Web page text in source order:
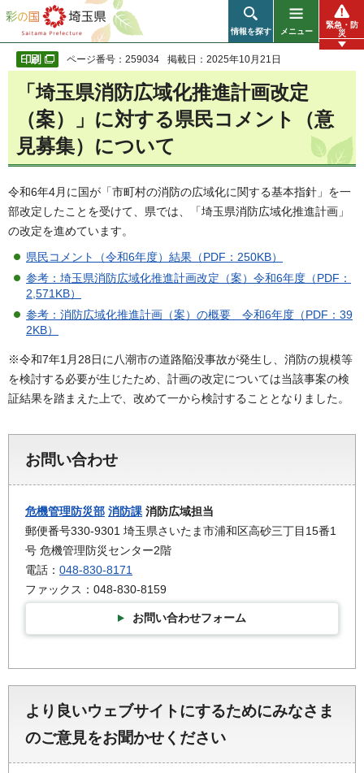
彩の国 埼玉県
情報を探す メニュー
緊急・防
災
ページ番号：259034 掲載日：2025年10月21日
「埼玉県消防広域化推進計画改定
（案）」に対する県民コメント（意
見募集）について
令和6年4月に国が「市町村の消防の広域化に関する基本指針」を一
部改定したことを受けて、県では、「埼玉県消防広域化推進計画」
の改定を進めています。
県民コメント（令和6年度）結果（PDF：250KB）
参考：埼玉県消防広域化推進計画改定（案）令和6年度（PDF：
2,571KB）
参考：消防広域化推進計画（案）の概要 令和6年度（PDF：39
2KB）
※令和7年1月28日に八潮市の道路陥没事故が発生し、消防の規模等
を検討する必要が生じたため、計画の改定については当該事案の検
証結果を踏まえた上で、改めて一から検討することとなりました。
お問い合わせ
危機管理防災部 消防課 消防広域担当
郵便番号330-9301 埼玉県さいたま市浦和区高砂三丁目15番1
号 危機管理防災センター2階
電話： 048-830-8171
ファックス：048-830-8159
お問い合わせフォーム
より良いウェブサイトにするためにみなさま
のご意見をお聞かせください